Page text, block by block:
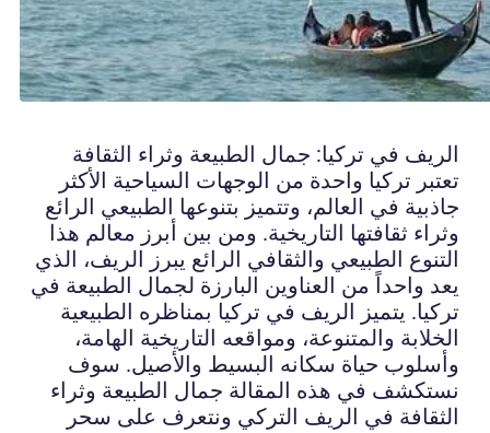
الريف في تركيا: جمال الطبيعة وثراء الثقافة
تعتبر تركيا واحدة من الوجهات السياحية الأكثر
جاذبية في العالم، وتتميز بتنوعها الطبيعي الرائع
وثراء ثقافتها التاريخية. ومن بين أبرز معالم هذا
التنوع الطبيعي والثقافي الرائع يبرز الريف، الذي
يعد واحداً من العناوين البارزة لجمال الطبيعة في
تركيا. يتميز الريف في تركيا بمناظره الطبيعية
الخلابة والمتنوعة، ومواقعه التاريخية الهامة،
وأسلوب حياة سكانه البسيط والأصيل. سوف
نستكشف في هذه المقالة جمال الطبيعة وثراء
الثقافة في الريف التركي ونتعرف على سحر